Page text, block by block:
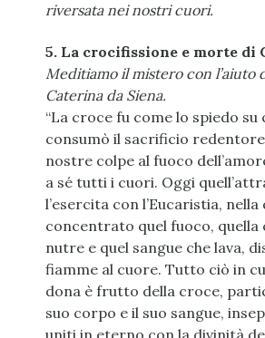
riversata nei nostri cuori.
5. La crocifissione e morte di
Meditiamo il mistero con l’aiuto
Caterina da Siena.
“La croce fu come lo spiedo su
consumò il sacrificio
nostre colpe al fuoco
a sé tutti i cuori. Oggi
l’esercita con l’Eucaristia, nella
concentrato quel fuoco, quella
nutre e quel sangue che lava,
fiamme al cuore. Tutto ciò in
dona è frutto della croce,
suo corpo e il suo sangue,